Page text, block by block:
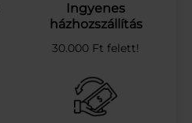
Ingyenes
házhozszállítás
30.000 Ft felett!